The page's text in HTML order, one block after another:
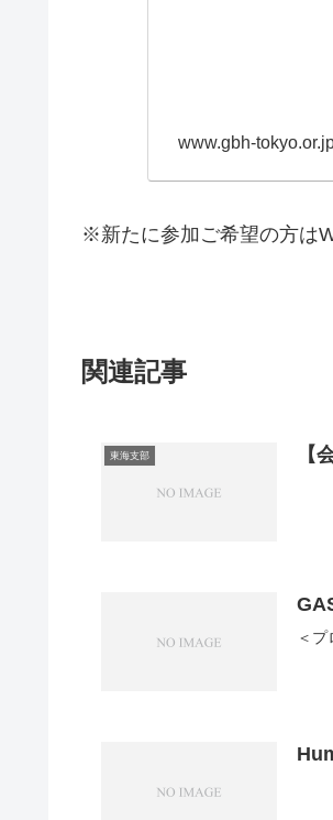
www.gbh-
※新たに参加ご希望の方は
関連記事
東海支部 【
＜